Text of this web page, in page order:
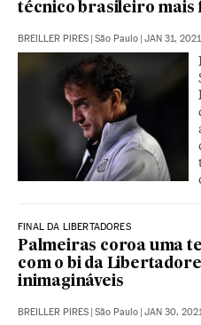
técnico brasileiro mais
BREILLER PIRES São Paulo JAN 31,
FINAL DA LIBERTADORES
Palmeiras coroa uma
com o bi da
inimagináveis
BREILLER PIRES São Paulo JAN 30,